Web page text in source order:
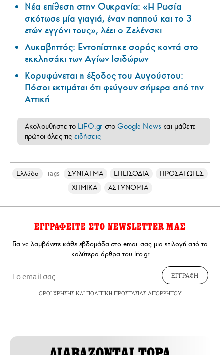
Νέα επίθεση στην Ουκρανία: «Η Ρωσία
σκότωσε μία γιαγιά, έναν παππού και το 3
ετών εγγόνι τους», λέει ο Ζελένσκι
Λυκαβηττός: Εντοπίστηκε σορός κοντά στο
εκκλησάκι των Αγίων Ισιδώρων
Κορυφώνεται η έξοδος του Αυγούστου:
Πόσοι εκτιμάται ότι φεύγουν σήμερα από την
Αττική
Ακολουθήστε το LiFO.gr στοGoogle News και μάθετε
πρώτοι όλες τις ειδήσεις
Ελλάδα Tags ΣΥΝΤΑΓΜΑ ΕΠΕΙΣΟΔΙΑ
ΠΡΟΣΑΓΩΓΕΣ
ΧΗΜΙΚΑ
ΑΣΤΥΝΟΜΙΑ
ΕΓΓΡΑΦΕΙΤΕ ΣΤΟ NEWSLETTER ΜΑΣ
Για να λαμβάνετε κάθε εβδομάδα στο email σας μια επιλογή από τα
καλύτερα άρθρα του lifo.gr
ΕΓΓΡΑΦΗ
ΟΡΟΙ ΧΡΗΣΗΣΚΑΙ ΠΟΛΙΤΙΚΗ ΠΡΟΣΤΑΣΙΑΣ ΑΠΟΡΡΗΤΟΥ